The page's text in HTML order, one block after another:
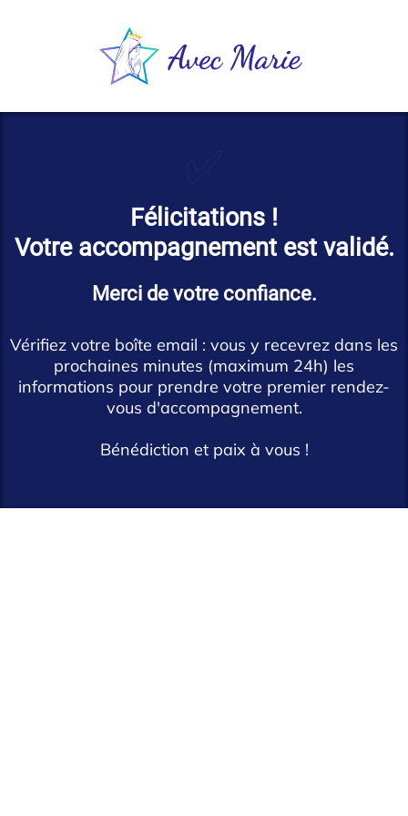
Félicitations !
Votre accompagnement est validé.
Merci de votre confiance.
Vérifiez votre boîte email : vous y recevrez dans les
prochaines minutes (maximum 24h) les
informations pour prendre votre premier rendez-
vous d'accompagnement.
Bénédiction et paix à vous !